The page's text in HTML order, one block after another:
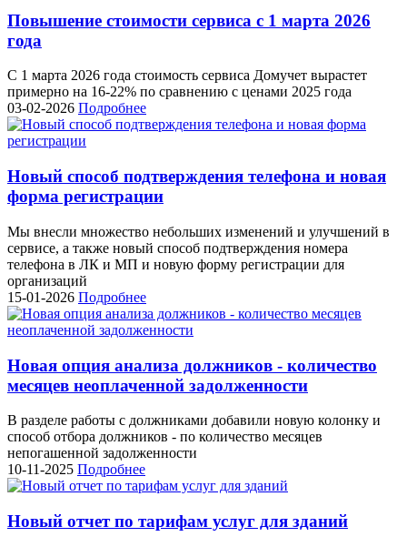
Повышение стоимости сервиса с 1 марта 2026
года
С 1 марта 2026 года стоимость сервиса Домучет вырастет
примерно на 16-22% по сравнению с ценами 2025 года
03-02-2026 Подробнее
Новый способ подтверждения телефона и новая
форма регистрации
Мы внесли множество небольших изменений и улучшений в
сервисе, а также новый способ подтверждения номера
телефона в ЛК и МП и новую форму регистрации для
организаций
15-01-2026 Подробнее
Новая опция анализа должников - количество
месяцев неоплаченной задолженности
В разделе работы с должниками добавили новую колонку и
способ отбора должников - по количество месяцев
непогашенной задолженности
10-11-2025 Подробнее
Новый отчет по тарифам услуг для зданий